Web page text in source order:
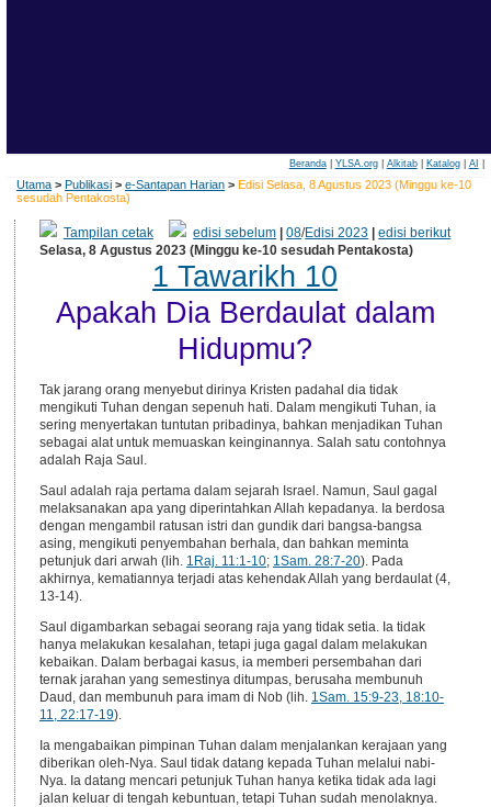
Beranda| YLSA.org| Alkitab| Katalog| AI
Utama > Publikasi > e-Santapan Harian > Edisi Selasa, 8 Agustus 2023 (Minggu ke-10
sesudah Pentakosta)
Tampilan cetak edisi sebelum |08/Edisi 2023 |edisi berikut
Selasa, 8 Agustus 2023 (Minggu ke-10 sesudah Pentakosta)
1 Tawarikh 10
Apakah Dia Berdaulat dalam
Hidupmu?
Tak jarang orang menyebut dirinya Kristen padahal dia tidak
mengikuti Tuhan dengan sepenuh hati. Dalam mengikuti Tuhan, ia
sering menyertakan tuntutan pribadinya, bahkan menjadikan Tuhan
sebagai alat untuk memuaskan keinginannya. Salah satu contohnya
adalah Raja Saul.
Saul adalah raja pertama dalam sejarah Israel. Namun, Saul gagal
melaksanakan apa yang diperintahkan Allah kepadanya. Ia berdosa
dengan mengambil ratusan istri dan gundik dari bangsa-bangsa
asing, mengikuti penyembahan berhala, dan bahkan meminta
petunjuk dari arwah (lih. 1Raj. 11:1-10; 1Sam. 28:7-20). Pada
akhirnya, kematiannya terjadi atas kehendak Allah yang berdaulat (4,
13-14).
Saul digambarkan sebagai seorang raja yang tidak setia. Ia tidak
hanya melakukan kesalahan, tetapi juga gagal dalam melakukan
kebaikan. Dalam berbagai kasus, ia memberi persembahan dari
ternak jarahan yang semestinya ditumpas, berusaha membunuh
Daud, dan membunuh para imam di Nob (lih. 1Sam. 15:9-23, 18:10-
11, 22:17-19).
Ia mengabaikan pimpinan Tuhan dalam menjalankan kerajaan yang
diberikan oleh-Nya. Saul tidak datang kepada Tuhan melalui nabi-
Nya. Ia datang mencari petunjuk Tuhan hanya ketika tidak ada lagi
jalan keluar di tengah kebuntuan, tetapi Tuhan sudah menolaknya.